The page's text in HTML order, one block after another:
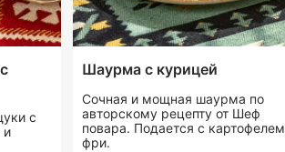
с
и
Шаурма с курицей
Сочная и мощная шаурма по
авторскому рецепту от Шеф
повара. Подается с картофелем
фри.